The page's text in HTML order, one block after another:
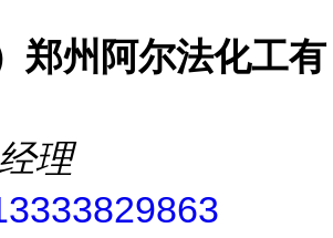
郑州阿尔法化工有
理